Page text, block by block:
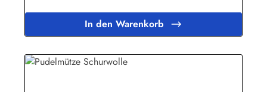
In den Warenkorb